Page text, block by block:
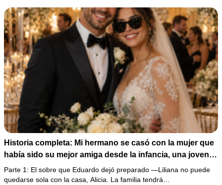
Historia completa: Mi hermano se casó con la mujer que
había sido su mejor amiga desde la infancia, una joven
ciega a la que protegió durante toda su vida. Tras su
fallecimiento, ella me entregó un sobre y me confesó la
Parte 1: El sobre que Eduardo dejó preparado —Liliana no puede
quedarse sola con la casa, Alicia. La familia tendrá…